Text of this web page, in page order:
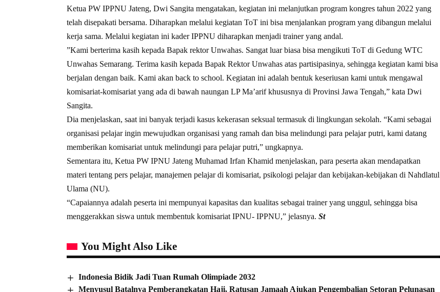
Ketua PW IPPNU Jateng, Dwi Sangita mengatakan, kegiatan ini melanjutkan program kongres tahun 2022 yang
telah disepakati bersama. Diharapkan melalui kegiatan ToT ini bisa menjalankan program yang dibangun melalui
kerja sama. Melalui kegiatan ini kader IPPNU diharapkan menjadi trainer yang andal.
”Kami berterima kasih kepada Bapak rektor Unwahas. Sangat luar biasa bisa mengikuti ToT di Gedung WTC
Unwahas Semarang. Terima kasih kepada Bapak Rektor Unwahas atas partisipasinya, sehingga kegiatan kami bisa
berjalan dengan baik. Kami akan back to school. Kegiatan ini adalah bentuk keseriusan kami untuk mengawal
komisariat-komisariat yang ada di bawah naungan LP Ma’arif khususnya di Provinsi Jawa Tengah,” kata Dwi
Sangita.
Dia menjelaskan, saat ini banyak terjadi kasus kekerasan seksual termasuk di lingkungan sekolah. “Kami sebagai
organisasi pelajar ingin mewujudkan organisasi yang ramah dan bisa melindungi para pelajar putri, kami datang
memberikan komisariat untuk melindungi para pelajar putri,” ungkapnya.
Sementara itu, Ketua PW IPNU Jateng Muhamad Irfan Khamid menjelaskan, para peserta akan mendapatkan
materi tentang pers pelajar, manajemen pelajar di komisariat, psikologi pelajar dan kebijakan-kebijakan di Nahdlatul
Ulama (NU).
“Capaiannya adalah peserta ini mempunyai kapasitas dan kualitas sebagai trainer yang unggul, sehingga bisa
menggerakkan siswa untuk membentuk komisariat IPNU- IPPNU,” jelasnya. St
You Might Also Like
Indonesia Bidik Jadi Tuan Rumah Olimpiade 2032
Menyusul Batalnya Pemberangkatan Haji, Ratusan Jamaah Ajukan Pengembalian Setoran Pelunasan